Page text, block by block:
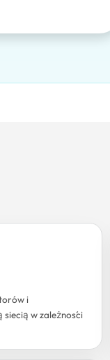
i
siecią w zależności